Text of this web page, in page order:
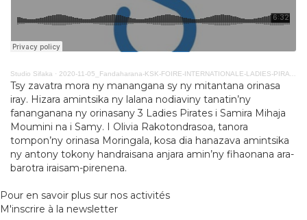
Studio Sifaka · 2020-11-05_Fandaharana-KSK-FOIRE-INTERNATIONALE-LADIES-PIRATES
Tsy zavatra mora ny manangana sy ny mitantana orinasa
iray. Hizara amintsika ny lalana nodiaviny tanatin’ny
fananganana ny orinasany 3 Ladies Pirates i Samira Mihaja
Moumini na i Samy. I Olivia Rakotondrasoa, tanora
tompon’ny orinasa Moringala, kosa dia hanazava amintsika
ny antony tokony handraisana anjara amin’ny fihaonana ara-
barotra iraisam-pirenena.
Pour en savoir plus sur nos activités
M'inscrire à la newsletter